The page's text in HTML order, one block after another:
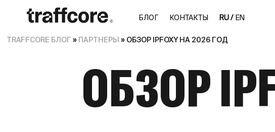
БЛОГ КОНТАКТЫ RU / EN
TRAFFCORE БЛОГ » ПАРТНЕРЫ » ОБЗОР IPFOXY НА 2026 ГОД
ОБЗОР